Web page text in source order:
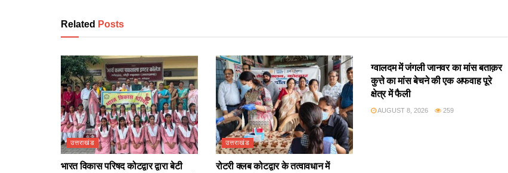
Related Posts
उत्तराखंड
भारत विकास परिषद कोटद्वार द्वारा बेटी
उत्तराखंड
रोटरी क्लब कोटद्वार के तत्वावधान में
ग्वालदम में जंगली जानवर का मांस बताक़र
कुत्ते का मांस बेचने की एक अफवाह पूरे
क्षेत्र में फैली
AUGUST 8, 2026 259